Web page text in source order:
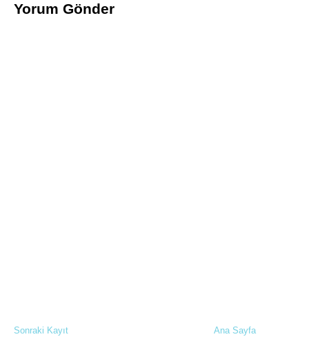
Yorum Gönder
Sonraki Kayıt Ana Sayfa